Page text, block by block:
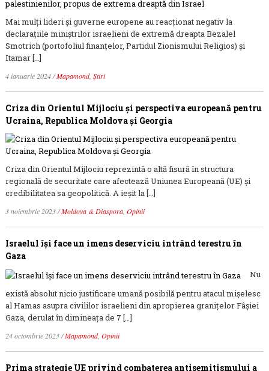
Mai mulți lideri și guverne europene au reacționat negativ la
declarațiile miniștrilor israelieni de extremă dreapta Bezalel
Smotrich (portofoliul finanțelor, Partidul Zionismului Religios) și
Itamar […]
4 ianuarie 2024/Mapamond, Știri
Criza din Orientul Mijlociu și perspectiva europeană pentru
Ucraina, Republica Moldova și Georgia
Criza din Orientul Mijlociu reprezintă o altă fisură în structura
regională de securitate care afectează Uniunea Europeană (UE) și
credibilitatea sa geopolitică. A ieșit la […]
3 noiembrie 2023/Moldova & Diaspora, Opinii
Israelul își face un imens deserviciu intrând terestru în
Gaza
Nu
există absolut nicio justificare umană posibilă pentru atacul mișelesc
al Hamas asupra civililor israelieni din apropierea granițelor Fâșiei
Gaza, derulat în dimineața de 7 […]
24 octombrie 2023/Mapamond, Opinii
Prima strategie UE privind combaterea antisemitismului a